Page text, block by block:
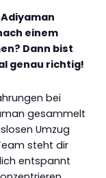
einem
Dann bist
genau richtig!
bei
gesammelt
Umzug
steht dir
entspannt